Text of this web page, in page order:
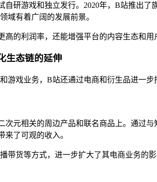
自研游戏和独立发行。2020年，B站推出
域有着广阔的发展前景。
高的利润率，还能增强平台的内容生态和
生态链的延伸
游戏业务，B站还通过电商和衍生品进一步
次元相关的周边产品和联名商品上。通过
来了可观的收入。
带货等方式，进一步扩大了其电商业务的